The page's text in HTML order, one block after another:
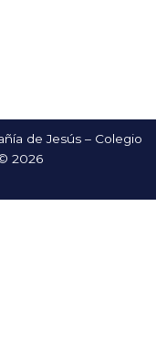
de Jesús – Colegio
2026